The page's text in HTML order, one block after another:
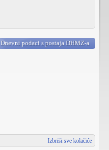
Dnevni podaci s postaja DHMZ-a
Izbriši sve kolačiće